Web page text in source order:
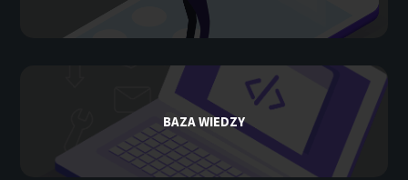
BAZA WIEDZY